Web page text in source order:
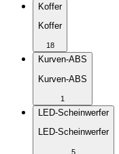
Koffer
Koffer
18
Kurven-ABS
Kurven-ABS
1
LED-Scheinwerfer
LED-Scheinwerfer
5